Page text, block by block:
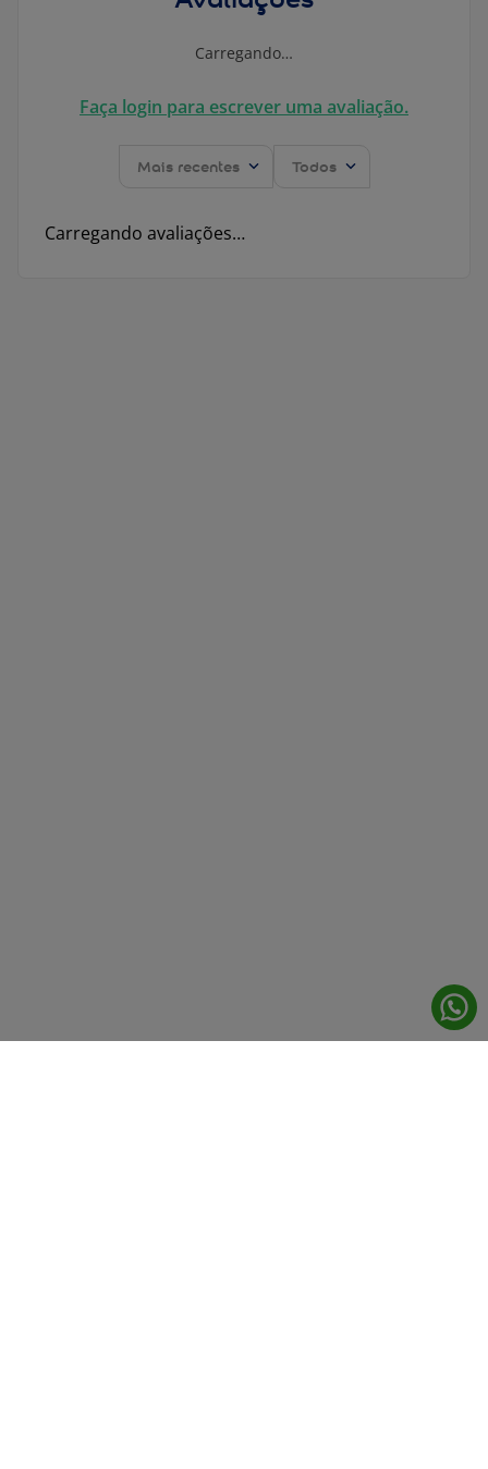
Carregando…
Faça login para escrever uma avaliação.
Mais recentes Todos
Carregando avaliações…